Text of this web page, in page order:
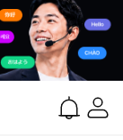
₩1,451(-3.12%)